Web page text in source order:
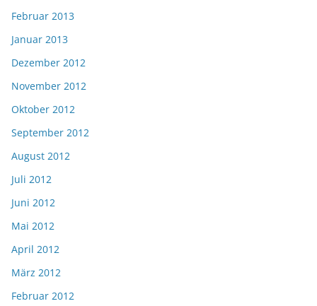
Februar 2013
Januar 2013
Dezember 2012
November 2012
Oktober 2012
September 2012
August 2012
Juli 2012
Juni 2012
Mai 2012
April 2012
März 2012
Februar 2012